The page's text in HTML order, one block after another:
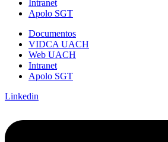
Intranet
Apolo SGT
Documentos
VIDCA UACH
Web UACH
Intranet
Apolo SGT
Linkedin